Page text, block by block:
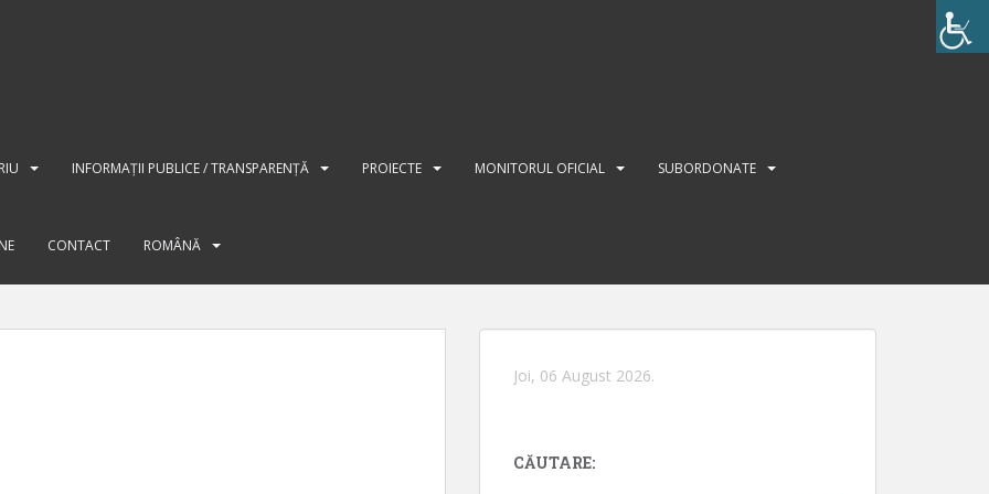
INFORMAȚII PUBLICE / TRANSPARENȚĂ PROIECTE MONITORUL OFICIAL SUBORDONATE
CONTACT ROMÂNĂ
Joi, 06 August 2026.
CĂUTARE: